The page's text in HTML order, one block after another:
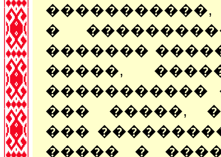
�
�������
�����,
�����������
��� �����,
���
����� �